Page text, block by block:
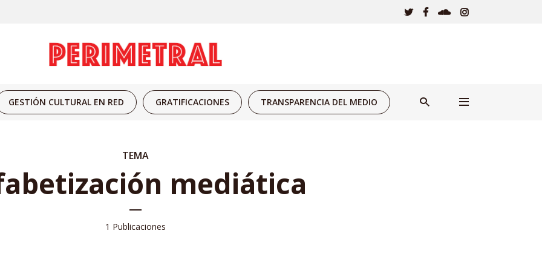
GESTIÓN CULTURAL EN RED GRATIFICACIONES TRANSPARENCIA DEL MEDIO
TEMA
mediática
1 Publicaciones